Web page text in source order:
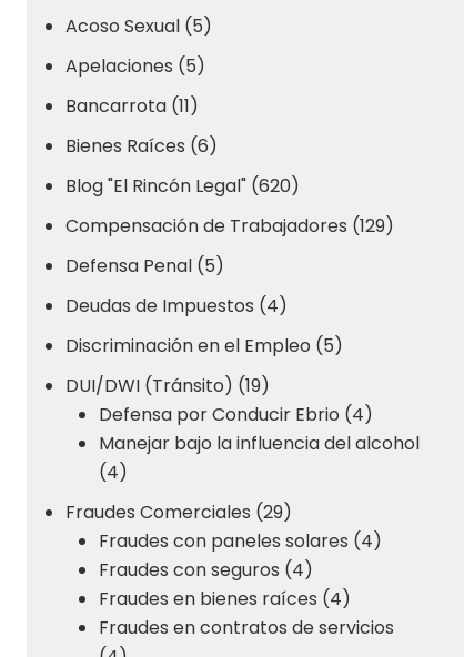
Acoso Sexual (5)
Apelaciones (5)
Bancarrota (11)
Bienes Raíces (6)
Blog "El Rincón Legal" (620)
Compensación de Trabajadores (129)
Defensa Penal (5)
Deudas de Impuestos (4)
Discriminación en el Empleo (5)
DUI/DWI (Tránsito) (19)
Defensa por Conducir Ebrio (4)
Manejar bajo la influencia del alcohol
(4)
Fraudes Comerciales (29)
Fraudes con paneles solares (4)
Fraudes con seguros (4)
Fraudes en bienes raíces (4)
Fraudes en contratos de servicios